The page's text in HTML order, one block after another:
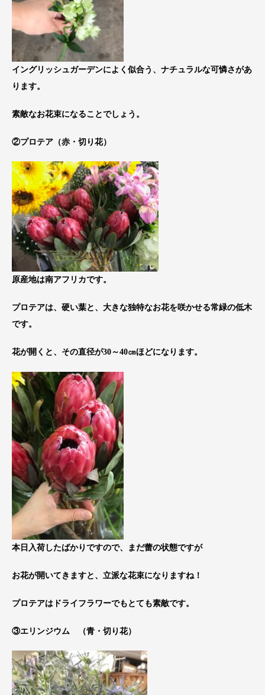
イングリッシュガーデンによく似合う、ナチュラルな可憐さがあ
ります。
素敵なお花束になることでしょう。
②プロテア（赤・切り花）
原産地は南アフリカです。
プロテアは、硬い葉と、大きな独特なお花を咲かせる常緑の低木
です。
花が開くと、その直径が30～40㎝ほどになります。
本日入荷したばかりですので、まだ蕾の状態ですが
お花が開いてきますと、立派な花束になりますね！
プロテアはドライフラワーでもとても素敵です。
③エリンジウム （青・切り花）